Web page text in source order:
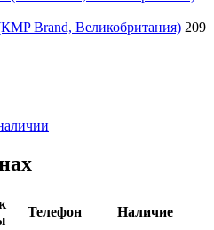
Brand, Великобритания) 209
Телефон
Наличие